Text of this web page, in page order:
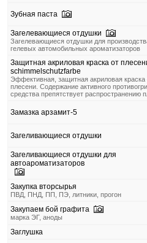
Зубная паста
Загелевающиеся отдушки
Загелевающиеся отдушки для
гелевых автомобильных ароматизаторов
Защитная акриловая краска от
schimmelschutzfarbe
Эффективная, защитная акриловая краска
плесени. Содержание активного
средства препятствует распространению
Замазка арзамит-5
Загеливающиеся отдушки
Загеливающиеся отдушки для
автоароматизаторов
Закупка вторсырья
ПВД, ПНД, ПП, ПЭ, литники, прогон
Закупаем бой графита
марка ЭГ, аноды
Заглушка